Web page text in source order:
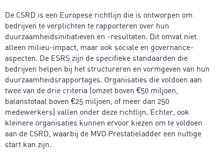
De CSRD is een Europese richtlijn die is ontworpen om
bedrijven te verplichten te rapporteren over hun
duurzaamheidsinitiatieven en -resultaten. Dit omvat niet
alleen milieu-impact, maar ook sociale en governance-
aspecten. De ESRS zijn de specifieke standaarden die
bedrijven helpen bij het structureren en vormgeven van hun
duurzaamheidsrapportages. Organisaties die voldoen aan
twee van de drie criteria (omzet boven €50 miljoen,
balanstotaal boven €25 miljoen, of meer dan 250
medewerkers) vallen onder deze richtlijn. Echter, ook
kleinere organisaties kunnen ervoor kiezen om te voldoen
aan de CSRD, waarbij de MVO Prestatieladder een nuttige
start kan zijn.